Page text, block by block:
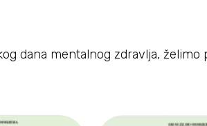
dana mentalnog zdravlja,